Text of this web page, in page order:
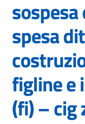
spesa
figline e
(fi) – cig